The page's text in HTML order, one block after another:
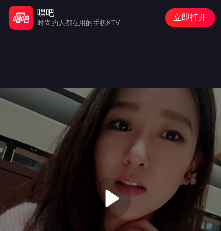
唱吧
时尚的人都在用的手机KTV
立即打开